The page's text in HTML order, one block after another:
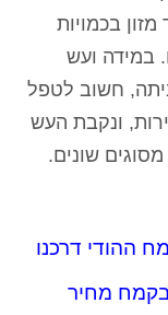
בכמויות
במידה ועש
חשוב לטפל
ונקבת העש
שונים.
ההודי דרכנו
מחיר